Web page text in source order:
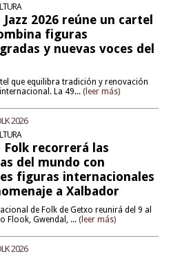
2026 reúne un cartel
figuras
y nuevas voces del
que equilibra tradición y renovación
La 49... (leer más)
2026
Folk recorrerá las
del mundo con
figuras internacionales
a Xalbador
de Folk de Getxo reunirá del 9 al
Flook, Gwendal, ... (leer más)
2026